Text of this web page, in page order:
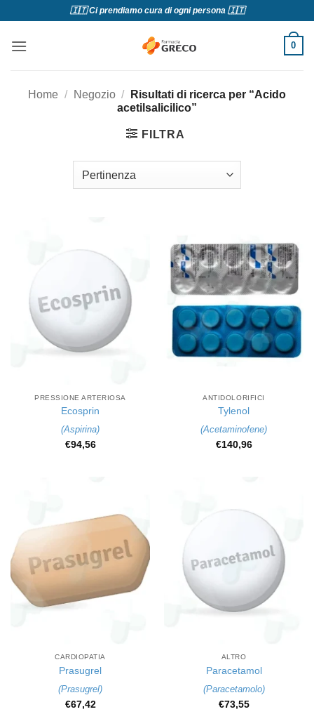
contenuti
🇮🇹 Ci prendiamo cura di ogni persona 🇮🇹
0
Home / Negozio /
Risultati di ricerca per “Acido
acetilsalicilico”
FILTRA
PRESSIONE ARTERIOSA
Ecosprin
(Aspirina)
€94,56
ANTIDOLORIFICI
Tylenol
(Acetaminofene)
€140,96
CARDIOPATIA
Prasugrel
(Prasugrel)
€67,42
ALTRO
Paracetamol
(Paracetamolo)
€73,55